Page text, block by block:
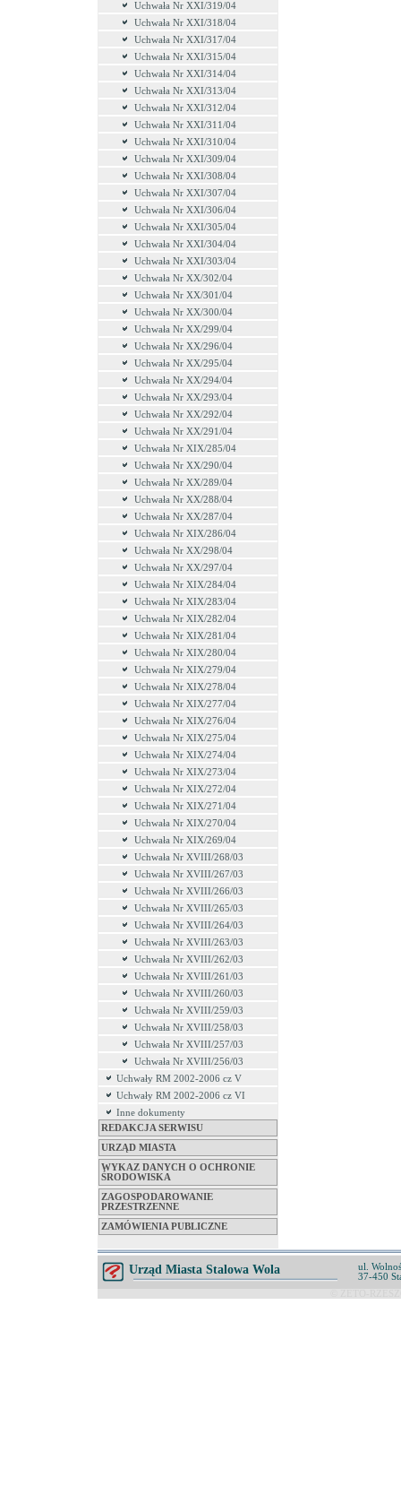
Uchwała Nr XXI/319/04
Uchwała Nr XXI/318/04
Uchwała Nr XXI/317/04
Uchwała Nr XXI/315/04
Uchwała Nr XXI/314/04
Uchwała Nr XXI/313/04
Uchwała Nr XXI/312/04
Uchwała Nr XXI/311/04
Uchwała Nr XXI/310/04
Uchwała Nr XXI/309/04
Uchwała Nr XXI/308/04
Uchwała Nr XXI/307/04
Uchwała Nr XXI/306/04
Uchwała Nr XXI/305/04
Uchwała Nr XXI/304/04
Uchwała Nr XXI/303/04
Uchwała Nr XX/302/04
Uchwała Nr XX/301/04
Uchwała Nr XX/300/04
Uchwała Nr XX/299/04
Uchwała Nr XX/296/04
Uchwała Nr XX/295/04
Uchwała Nr XX/294/04
Uchwała Nr XX/293/04
Uchwała Nr XX/292/04
Uchwała Nr XX/291/04
Uchwała Nr XIX/285/04
Uchwała Nr XX/290/04
Uchwała Nr XX/289/04
Uchwała Nr XX/288/04
Uchwała Nr XX/287/04
Uchwała Nr XIX/286/04
Uchwała Nr XX/298/04
Uchwała Nr XX/297/04
Uchwała Nr XIX/284/04
Uchwała Nr XIX/283/04
Uchwała Nr XIX/282/04
Uchwała Nr XIX/281/04
Uchwała Nr XIX/280/04
Uchwała Nr XIX/279/04
Uchwała Nr XIX/278/04
Uchwała Nr XIX/277/04
Uchwała Nr XIX/276/04
Uchwała Nr XIX/275/04
Uchwała Nr XIX/274/04
Uchwała Nr XIX/273/04
Uchwała Nr XIX/272/04
Uchwała Nr XIX/271/04
Uchwała Nr XIX/270/04
Uchwała Nr XIX/269/04
Uchwała Nr XVIII/268/03
Uchwała Nr XVIII/267/03
Uchwała Nr XVIII/266/03
Uchwała Nr XVIII/265/03
Uchwała Nr XVIII/264/03
Uchwała Nr XVIII/263/03
Uchwała Nr XVIII/262/03
Uchwała Nr XVIII/261/03
Uchwała Nr XVIII/260/03
Uchwała Nr XVIII/259/03
Uchwała Nr XVIII/258/03
Uchwała Nr XVIII/257/03
Uchwała Nr XVIII/256/03
Uchwały RM 2002-2006 cz V
Uchwały RM 2002-2006 cz VI
Inne dokumenty
REDAKCJA SERWISU
URZĄD MIASTA
WYKAZ DANYCH O OCHRONIE
ŚRODOWISKA
ZAGOSPODAROWANIE
PRZESTRZENNE
ZAMÓWIENIA PUBLICZNE
Urząd Miasta Stalowa Wola
ul.
37-450